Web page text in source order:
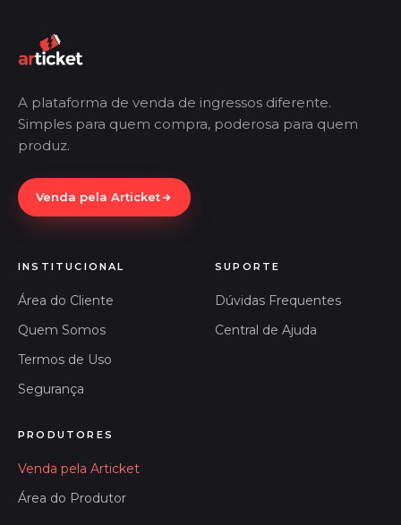
A plataforma de venda de ingressos diferente.
Simples para quem compra, poderosa para quem
produz.
Venda pela Articket
INSTITUCIONAL
Área do Cliente
Quem Somos
Termos de Uso
Segurança
SUPORTE
Dúvidas Frequentes
Central de Ajuda
PRODUTORES
Venda pela Articket
Área do Produtor